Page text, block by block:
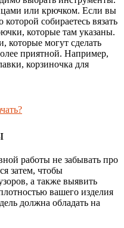
или крючком. Если вы
собираетесь вязать
которые там указаны.
которые могут сделать
приятной. Например,
корзиночка для
работы не забывать про
затем, чтобы
а также выявить
вашего изделия
должна обладать на